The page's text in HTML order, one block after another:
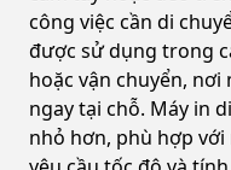
công việc cần di
được sử dụng trong
hoặc vận chuyển,
ngay tại chỗ. Máy in
nhỏ hơn, phù hợp